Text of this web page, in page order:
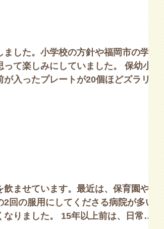
した。小学校の方針や福岡市の学校
て楽しみにしていました。 保幼小
入ったプレートが20個ほどズラリと
ませています。最近は、保育園や幼
回の服用にしてくださる病院が多い
りました。 15年以上前は、日常的